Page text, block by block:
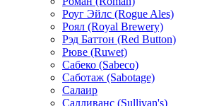
Роуг Эйлс (Rogue Ales)
Роял (Royal Brewery)
Рэд Баттон (Red Button)
Рюве (Ruwet)
Сабеко (Sabeco)
Саботаж (Sabotage)
Салаир
Салливанс (Sullivan's)